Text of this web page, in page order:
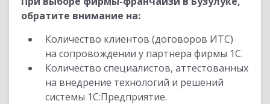
обратите внимание на:
Количество клиентов (договоров ИТС)
на сопровождении у партнера фирмы 1С.
Количество специалистов, аттестованных
на внедрение технологий и решений
системы 1С:Предприятие.